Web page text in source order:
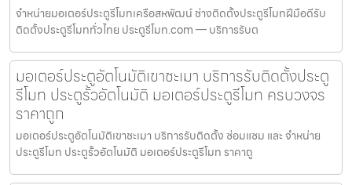
จำหน่ายมอเตอร์ประตูรีโมทเครือสหพัฒน์ ช่างติดตั้งประตูรีโมทฝีมือดีรับ
ติดตั้งประตูรีโมททั่วไทย ประตูรีโมท.com — บริการรับต
มอเตอร์ประตูอัตโนมัติเขาชะเมา บริการรับติดตั้งประตู
รีโมท ประตูรั้วอัตโนมัติ มอเตอร์ประตูรีโมท ครบวงจร
ราคาถูก
มอเตอร์ประตูอัตโนมัติเขาชะเมา บริการรับติดตั้ง ซ่อมแซม และ จำหน่าย
ประตูรีโมท ประตูรั้วอัตโนมัติ มอเตอร์ประตูรีโมท ราคาถู